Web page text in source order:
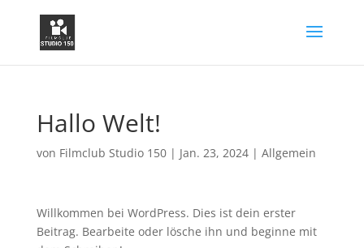
Hallo Welt!
von Filmclub Studio 150| Jan. 23, 2024| Allgemein
Willkommen bei WordPress. Dies ist dein erster
Beitrag. Bearbeite oder lösche ihn und beginne mit